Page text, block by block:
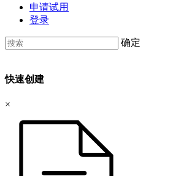
申请试用
登录
确定
快速创建
×